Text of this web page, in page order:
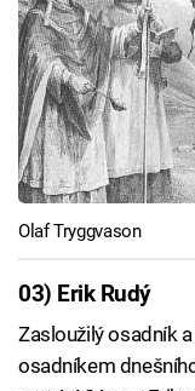
Olaf Tryggvason
03) Erik Rudý
Zasloužilý osadník
osadníkem